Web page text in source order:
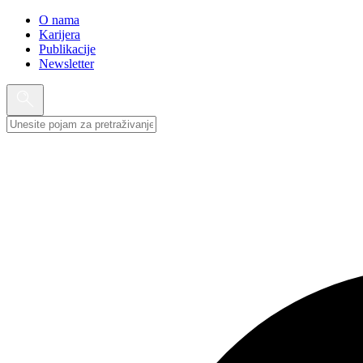
O nama
Karijera
Publikacije
Newsletter